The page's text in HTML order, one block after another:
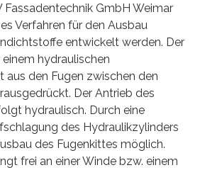
GmbH Weimar
Verfahren für den Ausbau
entwickelt werden. Der
hydraulischen
aus den Fugen zwischen den
Der Antrieb des
hydraulisch. Durch eine
des Hydraulikzylinders
des Fugenkittes möglich.
frei an einer Winde bzw. einem